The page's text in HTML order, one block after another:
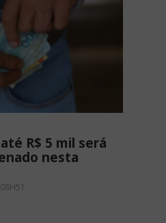
R$ 5 mil será
nesta